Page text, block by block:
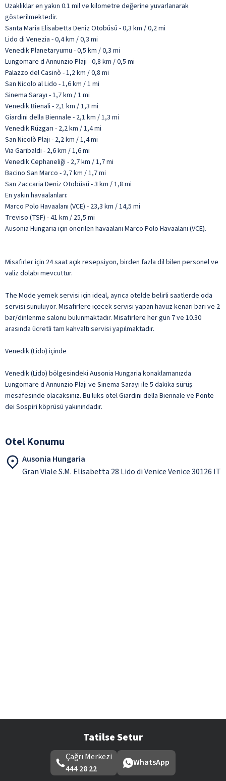
Uzaklıklar en yakın 0.1 mil ve kilometre değerine yuvarlanarak
gösterilmektedir.
Santa Maria Elisabetta Deniz Otobüsü - 0,3 km / 0,2 mi
Lido di Venezia - 0,4 km / 0,3 mi
Venedik Planetaryumu - 0,5 km / 0,3 mi
Lungomare d Annunzio Plajı - 0,8 km / 0,5 mi
Palazzo del Casinò - 1,2 km / 0,8 mi
San Nicolo al Lido - 1,6 km / 1 mi
Sinema Sarayı - 1,7 km / 1 mi
Venedik Bienali - 2,1 km / 1,3 mi
Giardini della Biennale - 2,1 km / 1,3 mi
Venedik Rüzgarı - 2,2 km / 1,4 mi
San Nicolò Plajı - 2,2 km / 1,4 mi
Via Garibaldi - 2,6 km / 1,6 mi
Venedik Cephaneliği - 2,7 km / 1,7 mi
Bacino San Marco - 2,7 km / 1,7 mi
San Zaccaria Deniz Otobüsü - 3 km / 1,8 mi
En yakın havaalanları:
Marco Polo Havaalanı (VCE) - 23,3 km / 14,5 mi
Treviso (TSF) - 41 km / 25,5 mi
Ausonia Hungaria için önerilen havaalanı Marco Polo Havaalanı (VCE).
Misafirler için 24 saat açık resepsiyon, birden fazla dil bilen personel ve
valiz dolabı mevcuttur.
The Mode yemek servisi için ideal, ayrıca otelde belirli saatlerde oda
servisi sunuluyor. Misafirlere içecek servisi yapan havuz kenarı barı ve 2
bar/dinlenme salonu bulunmaktadır. Misafirlere her gün 7 ve 10.30
arasında ücretli tam kahvaltı servisi yapılmaktadır.
Venedik (Lido) içinde
Venedik (Lido) bölgesindeki Ausonia Hungaria konaklamanızda
Lungomare d Annunzio Plajı ve Sinema Sarayı ile 5 dakika sürüş
mesafesinde olacaksınız. Bu lüks otel Giardini della Biennale ve Ponte
dei Sospiri köprüsü yakınındadır.
Otel Konumu
Ausonia Hungaria
Gran Viale S.M. Elisabetta 28 Lido di Venice Venice 30126 IT
Tatilse Setur
Çağrı Merkezi
444 28 22
WhatsApp